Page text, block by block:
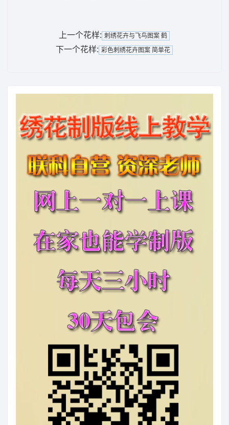
上一个花样: 刺绣花卉与飞鸟图案 鹤
下一个花样: 彩色刺绣花卉图案 简单花